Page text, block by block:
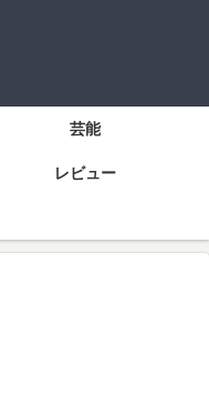
芸能
レビュー